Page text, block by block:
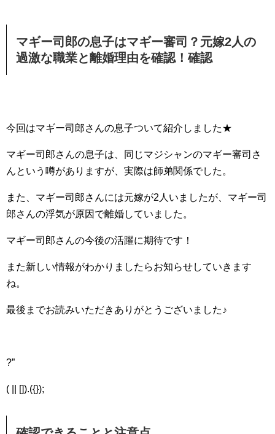
マギー司郎の息子はマギー審司？元嫁2人の
過激な職業と離婚理由を確認！確認
今回はマギー司郎さんの息子ついて紹介しました★
マギー司郎さんの息子は、同じマジシャンのマギー審司さ
んという噂がありますが、実際は師弟関係でした。
また、マギー司郎さんには元嫁が2人いましたが、マギー司
郎さんの浮気が原因で離婚していました。
マギー司郎さんの今後の活躍に期待です！
また新しい情報がわかりましたらお知らせしていきます
ね。
最後までお読みいただきありがとうございました♪
?”
( || []).({});